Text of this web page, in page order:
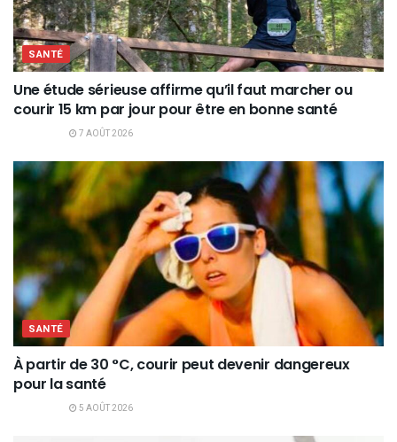
SANTÉ
Une étude sérieuse affirme qu’il faut marcher ou
courir 15 km par jour pour être en bonne santé
7 AOÛT 2026
SANTÉ
À partir de 30 °C, courir peut devenir dangereux
pour la santé
5 AOÛT 2026